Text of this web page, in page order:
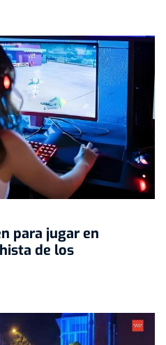
para jugar en
de los